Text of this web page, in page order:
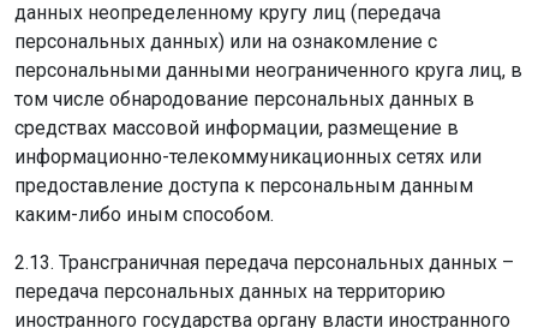
данных неопределенному кругу лиц (передача
персональных данных) или на ознакомление с
персональными данными неограниченного круга лиц, в
том числе обнародование персональных данных в
средствах массовой информации, размещение в
информационно-телекоммуникационных сетях или
предоставление доступа к персональным данным
каким-либо иным способом.
2.13. Трансграничная передача персональных данных –
передача персональных данных на территорию
иностранного государства органу власти иностранного